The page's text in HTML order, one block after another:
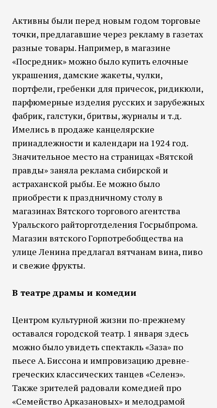
Активны были перед новым годом торговые
точки, предлагавшие через рекламу в газетах
разные товары. Например, в магазине
«Посредник» можно было купить елочные
украшения, дамские жакеты, чулки,
портфели, гребенки для причесок, ридикюли,
парфюмерные изделия русских и зарубежных
фабрик, галстуки, бритвы, журналы и т.д.
Имелись в продаже канцелярские
принадлежности и календари на 1924 год.
Значительное место на страницах «Вятской
правды» заняла реклама сибирской и
астраханской рыбы. Ее можно было
приобрести к праздничному столу в
магазинах Вятского торгового агентства
Уральского райторготделения Госрыбпрома.
Магазин вятского Горпотребобщества на
улице Ленина предлагал вятчанам вина, пиво
и свежие фрукты.
В театре драмы и комедии
Центром культурной жизни по-прежнему
оставался городской театр. 1 января здесь
можно было увидеть спектакль «Заза» по
пьесе А. Биссона и импровизацию древне-
греческих классических танцев «Селенэ».
Также зрителей радовали комедией про
«Семейство Арказановых» и мелодрамой